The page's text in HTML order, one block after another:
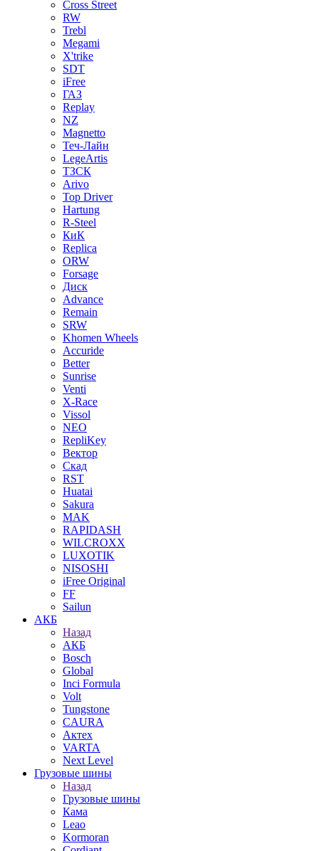
Cross Street
RW
Trebl
Megami
X'trike
SDT
iFree
ГАЗ
Replay
NZ
Magnetto
Теч-Лайн
LegeArtis
ТЗСК
Arivo
Top Driver
Hartung
R-Steel
КиК
Replica
ORW
Forsage
Диск
Advance
Remain
SRW
Khomen Wheels
Accuride
Better
Sunrise
Venti
X-Race
Vissol
NEO
RepliKey
Вектор
Скад
RST
Huatai
Sakura
MAK
RAPIDASH
WILCROXX
LUXOTIK
NISOSHI
iFree Original
FF
Sailun
АКБ
Назад
АКБ
Bosch
Global
Inci Formula
Volt
Tungstone
CAURA
Актех
VARTA
Next Level
Грузовые шины
Назад
Грузовые шины
Кама
Leao
Kormoran